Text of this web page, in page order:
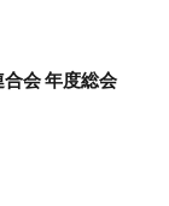
会 年度総会